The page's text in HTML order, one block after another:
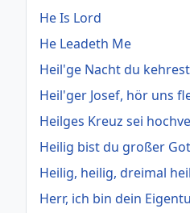
He Is Lord
He Leadeth Me
Heil'ge Nacht du
Heil'ger Josef, hör uns
Heilges Kreuz sei
Heilig bist du großer
Heilig, heilig, dreimal
Herr, ich bin dein